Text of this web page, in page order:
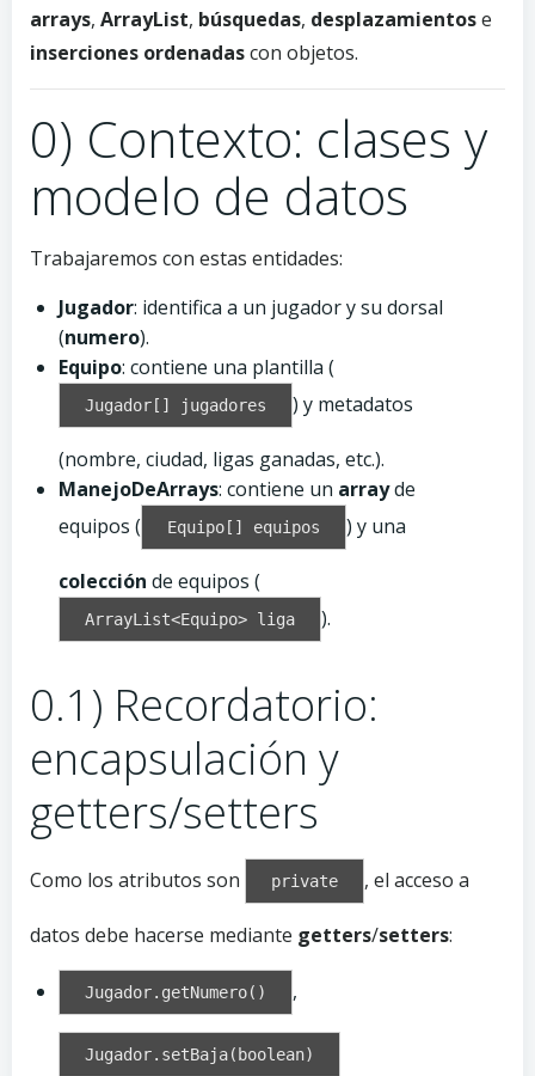
arrays, ArrayList, búsquedas, desplazamientose
inserciones ordenadascon objetos.
0) Contexto: clases y
modelo de datos
Trabajaremos con estas entidades:
Jugador: identifica a un jugador y su dorsal
(numero).
Equipo: contiene una plantilla (
Jugador[] jugadores ) y metadatos
(nombre, ciudad, ligas ganadas, etc.).
ManejoDeArrays: contiene un arrayde
equipos (
Equipo[] equipos ) y una
colección de equipos (
ArrayList<Equipo> liga ).
0.1) Recordatorio:
encapsulación y
getters/setters
Como los atributos son private , el acceso a
datos debe hacerse mediante getters/setters:
Jugador.getNumero() ,
Jugador.setBaja(boolean)